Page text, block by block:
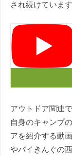
され続けています
アウトドア関連
自身のキャンプ
アを紹介する動
やバイきんぐの